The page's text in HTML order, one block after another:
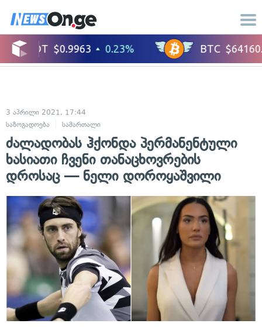
3 აპრილი 2021, 17:44
საზოგადოება
სამართალი
ძალადობას ჰქონდა პერმანენტული
ხასიათი ჩვენი თანაცხოვრების
დროსაც — ნელი დოროყაშვილი